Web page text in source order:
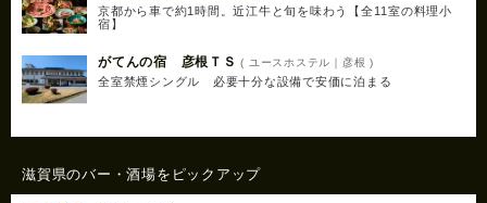
京都から車で約1時間。近江牛と旬を味わう【全11室の料理小
宿】
がてんの宿 彦根ＴＳ ( ユースホステル｜彦根 )
全室禁煙シングル 必要十分な設備で安価に泊まる
滋賀県のバー・酒場をピックアップ